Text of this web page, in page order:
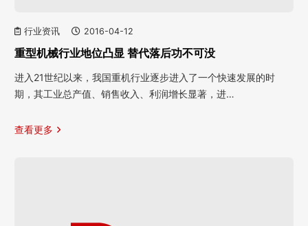
行业资讯 2016-04-12
重型机械行业地位凸显 替代落后功不可没
进入21世纪以来，我国重机行业逐步进入了一个快速发展的时
期，其工业总产值、销售收入、利润增长显著，进…
查看更多